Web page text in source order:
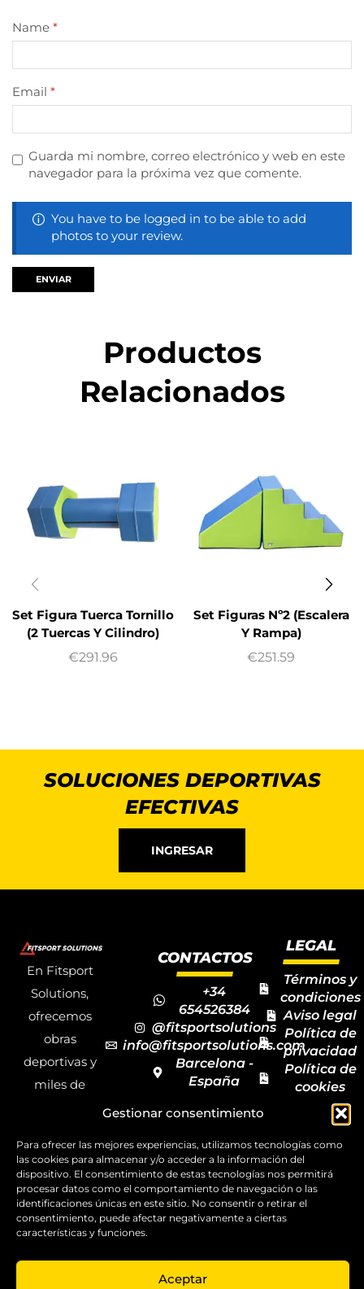
Gestionar consentimiento
Para ofrecer las mejores experiencias, utilizamos tecnologías como
las cookies para almacenar y/o acceder a la información del
dispositivo. El consentimiento de estas tecnologías nos permitirá
procesar datos como el comportamiento de navegación o las
identificaciones únicas en este sitio. No consentir o retirar el
consentimiento, puede afectar negativamente a ciertas
características y funciones.
Aceptar
Name *
Email *
Guarda mi nombre, correo electrónico y web en este
navegador para la próxima vez que comente.
You have to be logged in to be able to add
photos to your review.
Productos
Relacionados
Set Figura Tuerca Tornillo
(2 Tuercas Y Cilindro)
€291.96
Set Figuras Nº2 (Escalera
Y Rampa)
€251.59
SOLUCIONES DEPORTIVAS
EFECTIVAS
INGRESAR
En Fitsport
Solutions,
ofrecemos
obras
deportivas y
miles de
deportivos
para todas las
disciplinas,
garantizando
la calidad y el
CONTACTOS
+34
654526384
@fitsportsolutions
info@fitsportsolutions.com
Barcelona -
España
de contacto
LEGAL
Términos y
condiciones
Aviso legal
Política de
privacidad
Política de
cookies
Mapa del
sitio